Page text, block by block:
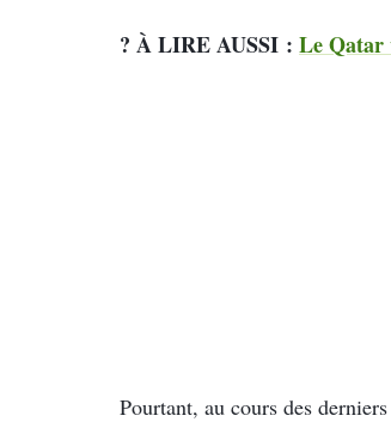
? À LIRE AUSSI : Le Qatar
Pourtant, au cours des